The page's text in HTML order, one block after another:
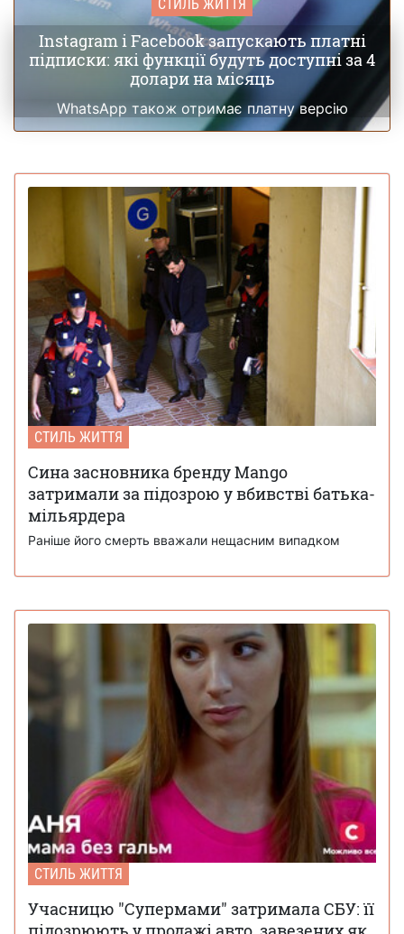
СТИЛЬ ЖИТТЯ
Instagram і Facebook запускають платні
підписки: які функції будуть доступні за 4
долари на місяць
WhatsApp також отримає платну версію
СТИЛЬ ЖИТТЯ
Сина засновника бренду Mango
затримали за підозрою у вбивстві батька-
мільярдера
Раніше його смерть вважали нещасним випадком
СТИЛЬ ЖИТТЯ
Учасницю "Супермами" затримала СБУ: її